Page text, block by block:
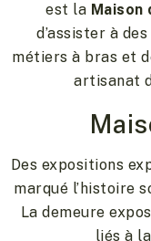
est la Maison
d’assister à
métiers à bras et
artisanat
Des expositions
marqué l’histoire
La demeure
liés à